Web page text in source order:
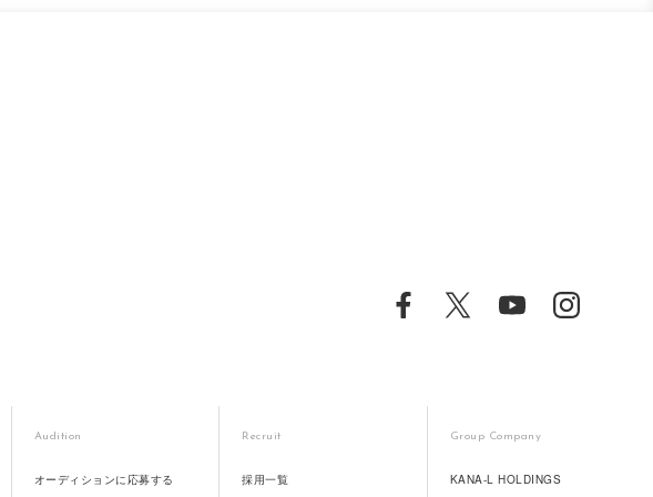
Audition
オーディションに応募する
Recruit
採用一覧
Group Company
KANA-L HOLDINGS